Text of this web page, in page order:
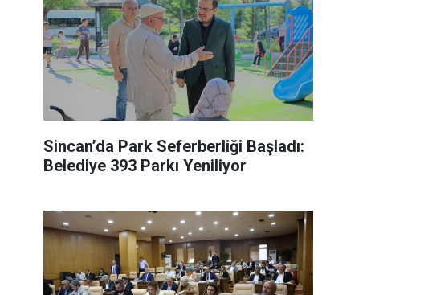
Sincan’da Park Seferberliği Başladı:
Belediye 393 Parkı Yeniliyor